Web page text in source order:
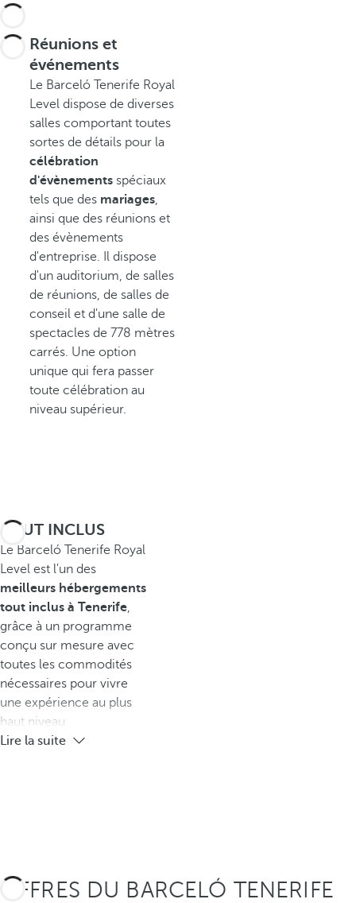
Réunions et
événements
Le Barceló Tenerife Royal
Level dispose de diverses
salles comportant toutes
sortes de détails pour la
célébration
d'évènements spéciaux
tels que des mariages,
ainsi que des réunions et
des évènements
d'entreprise. Il dispose
d'un auditorium, de salles
de réunions, de salles de
conseil et d'une salle de
spectacles de 778 mètres
carrés. Une option
unique qui fera passer
toute célébration au
niveau supérieur.
TOUT INCLUS
Le Barceló Tenerife Royal
Level est l'un des
meilleurs hébergements
tout inclus à Tenerife,
grâce à un programme
conçu sur mesure avec
toutes les commodités
nécessaires pour vivre
une expérience au plus
haut niveau.
Lire la suite
OFFRES DU BARCELÓ TENERIFE